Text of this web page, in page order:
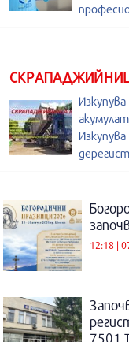
12:18 |
7501